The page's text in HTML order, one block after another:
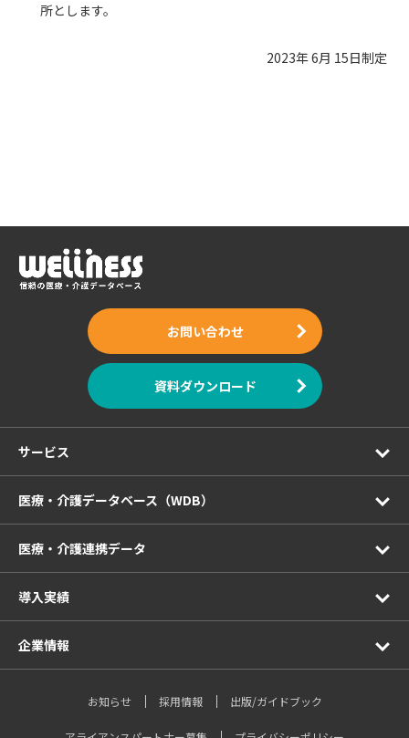
所とします。
2023年 6月 15日制定
お問い合わせ
資料ダウンロード
サービス
医療・介護データベース（WDB）
医療・介護連携データ
導入実績
企業情報
お知らせ 採用情報 出版/ガイドブック